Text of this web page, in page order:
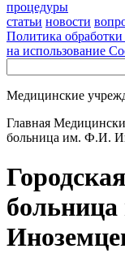
процедуры
статьи новости
Политика
на использование
Медицинские
Главная
больница им. Ф.И.